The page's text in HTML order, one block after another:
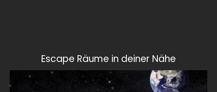
Escape Räume in deiner Nähe